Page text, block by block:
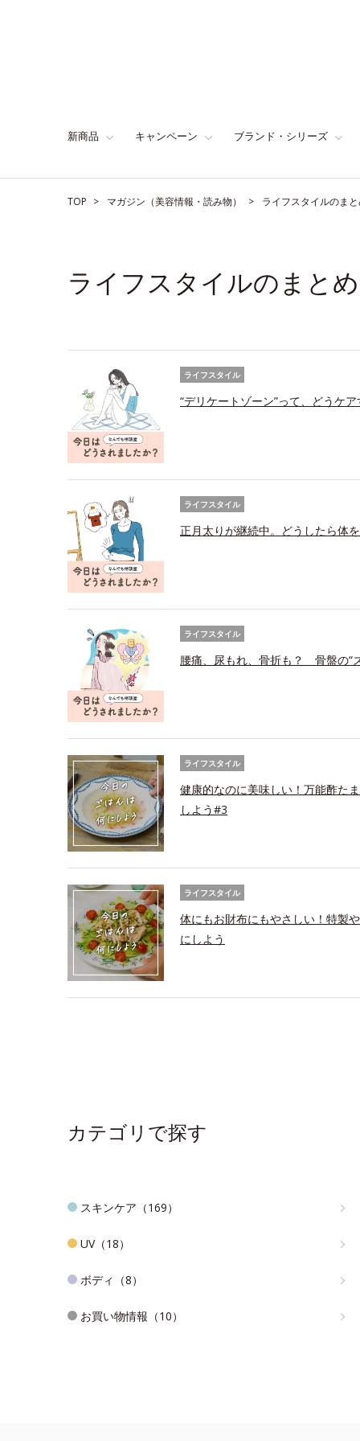
新商品 キャンペーン ブランド・シリーズ
TOP マガジン（美容情報・読み物） ライフスタイルのま
ライフスタイルのまとめ
ライフスタイル
“デリケートゾーン”って、どうケ
ライフスタイル
正月太りが継続中。どうしたら体
ライフスタイル
腰痛、尿もれ、骨折も？ 骨盤の“
ライフスタイル
健康的なのに美味しい！万能酢た
しよう#3
ライフスタイル
体にもお財布にもやさしい！特製
にしよう
カテゴリで探す
スキンケア（169）
UV（18）
ボディ（8）
お買い物情報（10）